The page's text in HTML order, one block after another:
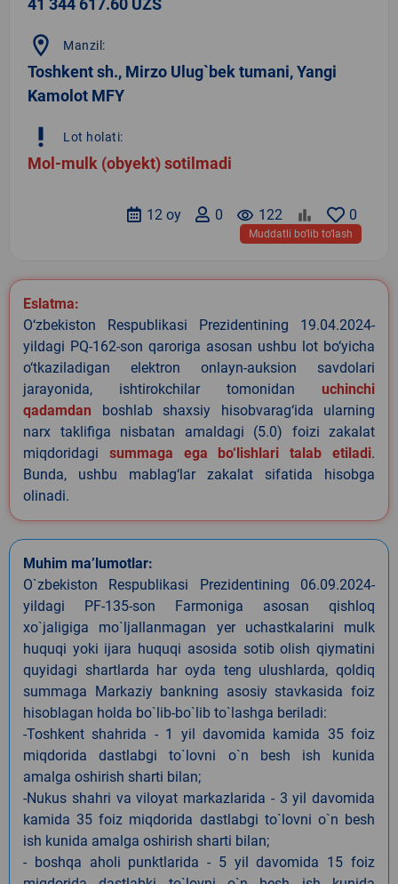
41 344 617.60 UZS
location_on Manzil:
Toshkent sh., Mirzo Ulug`bek tumani, Yangi
Kamolot MFY
priority_high Lot holati:
Mol-mulk (obyekt) sotilmadi
0
remove_red_eye 122
0
12 oy
Muddatli bo‘lib to‘lash
Eslatma:
O‘zbekiston Respublikasi Prezidentining 19.04.2024-
yildagi PQ-162-son qaroriga asosan ushbu lot bo‘yicha
o‘tkaziladigan elektron onlayn-auksion savdolari
jarayonida, ishtirokchilar tomonidan uchinchi
qadamdan boshlab shaxsiy hisobvarag‘ida ularning
narx taklifiga nisbatan amaldagi (5.0) foizi zakalat
miqdoridagi summaga ega bo‘lishlari talab etiladi.
Bunda, ushbu mablag‘lar zakalat sifatida hisobga
olinadi.
Muhim ma’lumotlar:
O`zbekiston Respublikasi Prezidentining 06.09.2024-
yildagi PF-135-son Farmoniga asosan qishloq
xo`jaligiga mo`ljallanmagan yer uchastkalarini mulk
huquqi yoki ijara huquqi asosida sotib olish qiymatini
quyidagi shartlarda har oyda teng ulushlarda, qoldiq
summaga Markaziy bankning asosiy stavkasida foiz
hisoblagan holda bo`lib-bo`lib to`lashga beriladi:
-Toshkent shahrida - 1 yil davomida kamida 35 foiz
miqdorida dastlabgi to`lovni o`n besh ish kunida
amalga oshirish sharti bilan;
-Nukus shahri va viloyat markazlarida - 3 yil davomida
kamida 35 foiz miqdorida dastlabgi to`lovni o`n besh
ish kunida amalga oshirish sharti bilan;
- boshqa aholi punktlarida - 5 yil davomida 15 foiz